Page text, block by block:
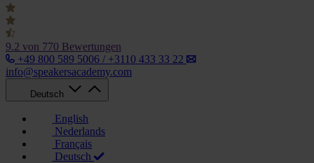
9.2 von 770 Bewertungen
+49 800 589 5006 / +3110 433 33 22
info@speakersacademy.com
Deutsch
English
Nederlands
Français
Deutsch